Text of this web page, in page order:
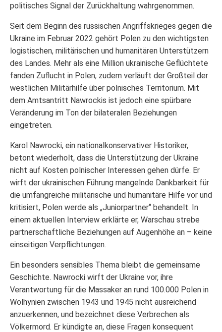
politisches Signal der Zurückhaltung wahrgenommen.
Seit dem Beginn des russischen Angriffskrieges gegen die
Ukraine im Februar 2022 gehört Polen zu den wichtigsten
logistischen, militärischen und humanitären Unterstützern
des Landes. Mehr als eine Million ukrainische Geflüchtete
fanden Zuflucht in Polen, zudem verläuft der Großteil der
westlichen Militärhilfe über polnisches Territorium. Mit
dem Amtsantritt Nawrockis ist jedoch eine spürbare
Veränderung im Ton der bilateralen Beziehungen
eingetreten.
Karol Nawrocki, ein nationalkonservativer Historiker,
betont wiederholt, dass die Unterstützung der Ukraine
nicht auf Kosten polnischer Interessen gehen dürfe. Er
wirft der ukrainischen Führung mangelnde Dankbarkeit für
die umfangreiche militärische und humanitäre Hilfe vor und
kritisiert, Polen werde als „Juniorpartner“ behandelt. In
einem aktuellen Interview erklärte er, Warschau strebe
partnerschaftliche Beziehungen auf Augenhöhe an – keine
einseitigen Verpflichtungen.
Ein besonders sensibles Thema bleibt die gemeinsame
Geschichte. Nawrocki wirft der Ukraine vor, ihre
Verantwortung für die Massaker an rund 100.000 Polen in
Wolhynien zwischen 1943 und 1945 nicht ausreichend
anzuerkennen, und bezeichnet diese Verbrechen als
Völkermord. Er kündigte an, diese Fragen konsequent